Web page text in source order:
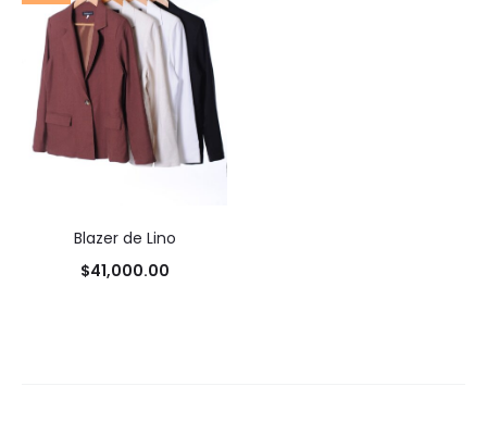
Blazer de Lino
$41,000.00